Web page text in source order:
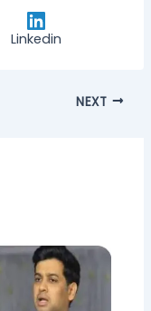
Linkedin
NEXT